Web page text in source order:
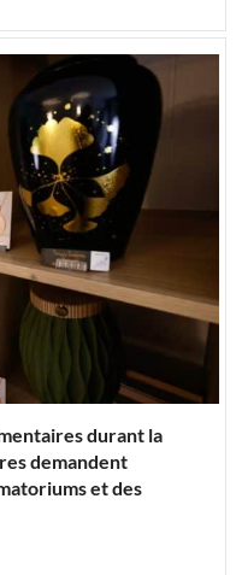
durant la
demandent
et des